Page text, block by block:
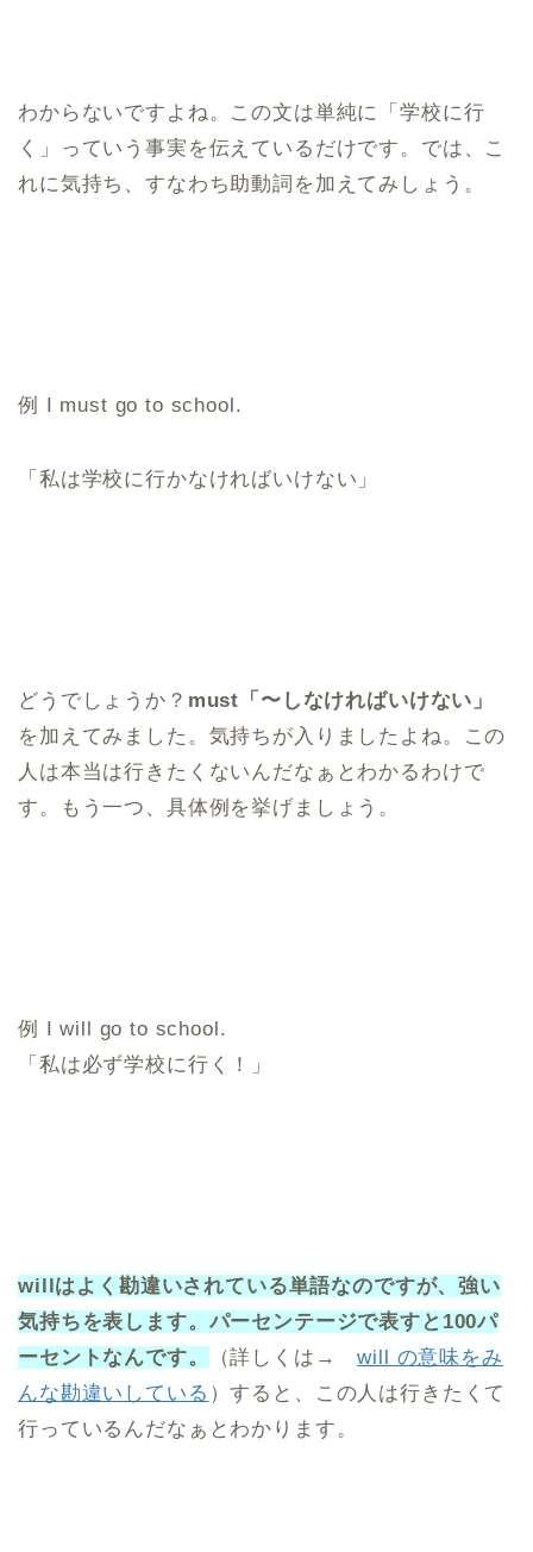
わからないですよね。この文は単純に「学校に行
く」っていう事実を伝えているだけです。では、こ
れに気持ち、すなわち助動詞を加えてみしょう。
例 I must go to school.
「私は学校に行かなければいけない」
どうでしょうか？ must「〜しなければいけない」
を加えてみました。気持ちが入りましたよね。この
人は本当は行きたくないんだなぁとわかるわけで
す。もう一つ、具体例を挙げましょう。
例 I will go to school.
「私は必ず学校に行く！」
willはよく勘違いされている単語なのですが、強い
気持ちを表します。パーセンテージで表すと100パ
ーセントなんです。
（詳しくは→will の意味をみ
んな勘違いしている︎ ）すると、この人は行きたくて
行っているんだなぁとわかります。